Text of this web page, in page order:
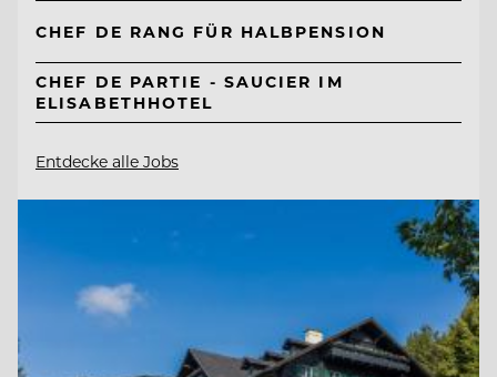
CHEF DE RANG FÜR HALBPENSION
CHEF DE PARTIE - SAUCIER IM
ELISABETHHOTEL
Entdecke alle Jobs